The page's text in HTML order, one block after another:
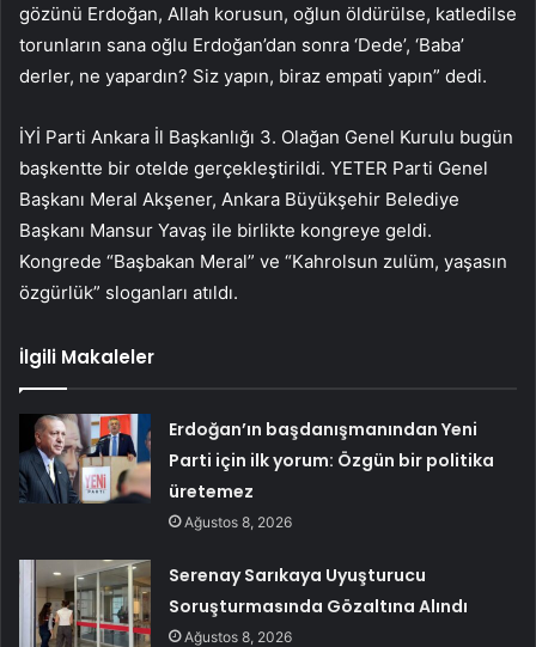
gözünü Erdoğan, Allah korusun, oğlun öldürülse, katledilse
torunların sana oğlu Erdoğan’dan sonra ‘Dede’, ‘Baba’
derler, ne yapardın? Siz yapın, biraz empati yapın” dedi.
İYİ Parti Ankara İl Başkanlığı 3. Olağan Genel Kurulu bugün
başkentte bir otelde gerçekleştirildi. YETER Parti Genel
Başkanı Meral Akşener, Ankara Büyükşehir Belediye
Başkanı Mansur Yavaş ile birlikte kongreye geldi.
Kongrede “Başbakan Meral” ve “Kahrolsun zulüm, yaşasın
özgürlük” sloganları atıldı.
İlgili Makaleler
Erdoğan’ın başdanışmanından Yeni
Parti için ilk yorum: Özgün bir politika
üretemez
Ağustos 8, 2026
Serenay Sarıkaya Uyuşturucu
Soruşturmasında Gözaltına Alındı
Ağustos 8, 2026